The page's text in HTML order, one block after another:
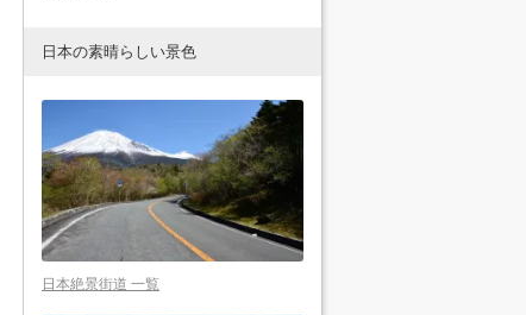
日本の素晴らしい景色
日本絶景街道 一覧